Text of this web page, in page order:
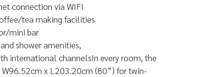
connection via WIFI
tea making facilities
mini bar
shower amenities,
international channelsIn every room, the
W96.52cm x L203.20cm (80”) for twin-